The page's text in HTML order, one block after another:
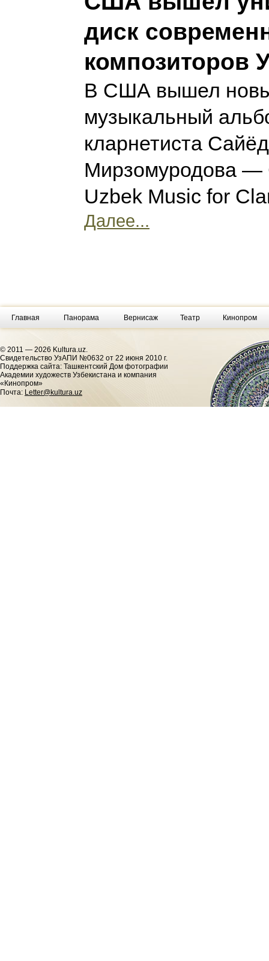
диск
композиторов
В США вышел
музыкальный
кларнетиста
Мирзомуродова —
Uzbek Music for
Далее...
Главная Панорама Вернисаж Театр Кинопром
© 2011 — 2026 Kultura.uz.
Cвидетельство УзАПИ №0632 от 22 июня 2010 г.
Поддержка сайта: Ташкентский Дом фотографии
Академии художеств Узбекистана и компания
«Кинопром»
Почта: Letter@kultura.uz